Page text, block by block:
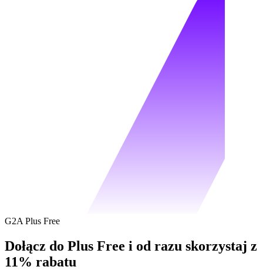
G2A Plus Free
Dołącz do Plus Free i od razu skorzystaj z
11% rabatu